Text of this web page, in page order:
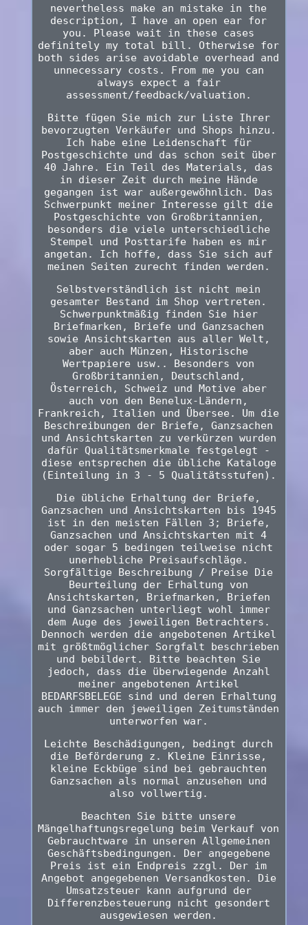
nevertheless make an mistake in the
description, I have an open ear for
you. Please wait in these cases
definitely my total bill. Otherwise for
both sides arise avoidable overhead and
unnecessary costs. From me you can
always expect a fair
assessment/feedback/valuation.
Bitte fügen Sie mich zur Liste Ihrer
bevorzugten Verkäufer und Shops hinzu.
Ich habe eine Leidenschaft für
Postgeschichte und das schon seit über
40 Jahre. Ein Teil des Materials, das
in dieser Zeit durch meine Hände
gegangen ist war außergewöhnlich. Das
Schwerpunkt meiner Interesse gilt die
Postgeschichte von Großbritannien,
besonders die viele unterschiedliche
Stempel und Posttarife haben es mir
angetan. Ich hoffe, dass Sie sich auf
meinen Seiten zurecht finden werden.
Selbstverständlich ist nicht mein
gesamter Bestand im Shop vertreten.
Schwerpunktmäßig finden Sie hier
Briefmarken, Briefe und Ganzsachen
sowie Ansichtskarten aus aller Welt,
aber auch Münzen, Historische
Wertpapiere usw.. Besonders von
Großbritannien, Deutschland,
Österreich, Schweiz und Motive aber
auch von den Benelux-Ländern,
Frankreich, Italien und Übersee. Um die
Beschreibungen der Briefe, Ganzsachen
und Ansichtskarten zu verkürzen wurden
dafür Qualitätsmerkmale festgelegt -
diese entsprechen die übliche Kataloge
(Einteilung in 3 - 5 Qualitätsstufen).
Die übliche Erhaltung der Briefe,
Ganzsachen und Ansichtskarten bis 1945
ist in den meisten Fällen 3; Briefe,
Ganzsachen und Ansichtskarten mit 4
oder sogar 5 bedingen teilweise nicht
unerhebliche Preisaufschläge.
Sorgfältige Beschreibung / Preise Die
Beurteilung der Erhaltung von
Ansichtskarten, Briefmarken, Briefen
und Ganzsachen unterliegt wohl immer
dem Auge des jeweiligen Betrachters.
Dennoch werden die angebotenen Artikel
mit größtmöglicher Sorgfalt beschrieben
und bebildert. Bitte beachten Sie
jedoch, dass die überwiegende Anzahl
meiner angebotenen Artikel
BEDARFSBELEGE sind und deren Erhaltung
auch immer den jeweiligen Zeitumständen
unterworfen war.
Leichte Beschädigungen, bedingt durch
die Beförderung z. Kleine Einrisse,
kleine Eckbüge sind bei gebrauchten
Ganzsachen als normal anzusehen und
also vollwertig.
Beachten Sie bitte unsere
Mängelhaftungsregelung beim Verkauf von
Gebrauchtware in unseren Allgemeinen
Geschäftsbedingungen. Der angegebene
Preis ist ein Endpreis zzgl. Der im
Angebot angegebenen Versandkosten. Die
Umsatzsteuer kann aufgrund der
Differenzbesteuerung nicht gesondert
ausgewiesen werden.